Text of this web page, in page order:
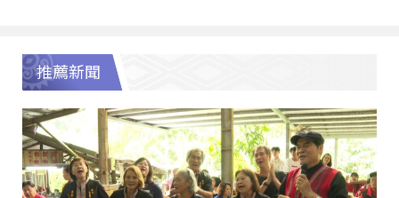
推薦新聞